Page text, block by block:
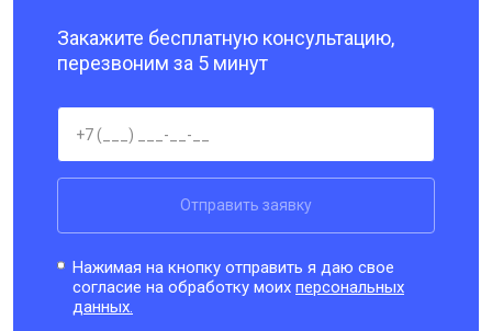
Закажите бесплатную консультацию,
перезвоним за 5 минут
Отправить заявку
Нажимая на кнопку отправить я даю свое
согласие на обработку моихперсональных
данных.